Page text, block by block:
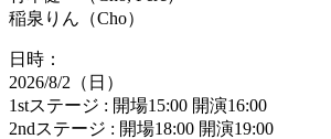
稲泉りん（Cho）
日時：
2026/8/2（日）
1stステージ : 開場15:00 開演16:00
2ndステージ : 開場18:00 開演19:00